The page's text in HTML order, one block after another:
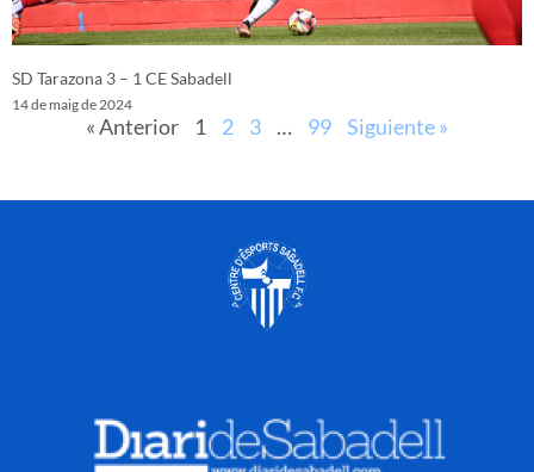
SD Tarazona 3 – 1 CE Sabadell
14 de maig de 2024
« Anterior 1 2 3 … 99 Siguiente »